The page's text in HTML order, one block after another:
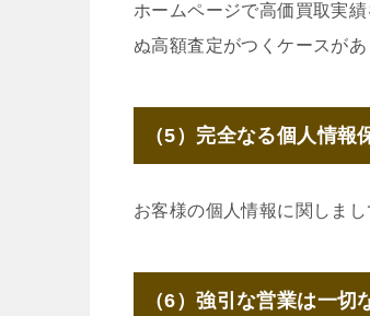
ホームページで高価買取実
ぬ高額査定がつくケースが
（5）完全なる個人情報
お客様の個人情報に関しま
（6）強引な営業は一切